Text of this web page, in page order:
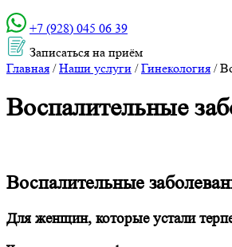
+7 (928) 045 06 39‬
Записаться на приём
Главная / Наши услуги / Гинекология /
Воспалительные
Воспалительные
Для женщин, которые устали